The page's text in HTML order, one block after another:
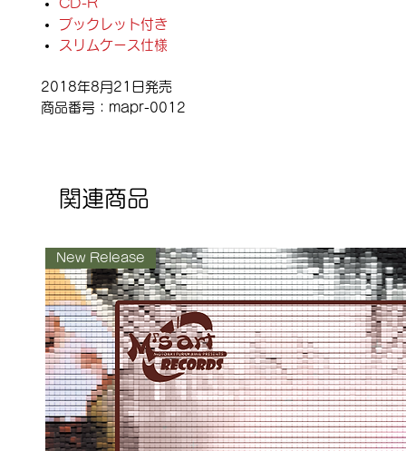
CD-R
ブックレット付き
スリムケース仕様
2018年8月21日発売
商品番号：mapr-0012
関連商品
New Release